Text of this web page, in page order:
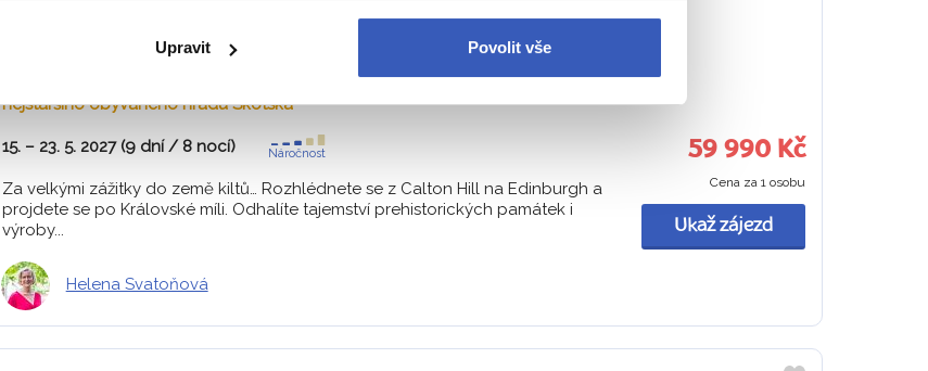
Upravit Povolit vše
HOTELY
Tipy na zážitky: Návštěva muzea skotské whisky s ochutnávkou a prohlídka
nejstaršího obývaného hradu Skotska
15. – 23. 5. 2027 (9 dní / 8 nocí) Náročnost
Za velkými zážitky do země kiltů… Rozhlédnete se z Calton Hill na Edinburgh a
projdete se po Královské míli. Odhalíte tajemství prehistorických památek i
výroby...
Helena Svatoňová
59 990 Kč
Cena za 1 osobu
Ukaž zájezd